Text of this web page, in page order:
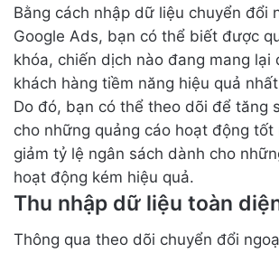
Bằng cách nhập dữ liệu chuyển đổi
Google Ads, bạn có thể biết được
khóa, chiến dịch nào đang mang lại
khách hàng tiềm năng hiệu quả
Do đó, bạn có thể theo dõi để tăng
cho những quảng cáo hoạt động
giảm tỷ lệ ngân sách dành cho
hoạt động kém hiệu quả.
Thu nhập dữ liệu toàn
Thông qua theo dõi chuyển đổi